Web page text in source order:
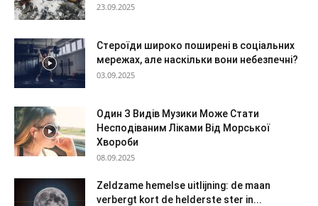
23.09.2025
Стероїди широко поширені в соціальних
мережах, але наскільки вони небезпечні?
03.09.2025
Один З Видів Музики Може Стати
Несподіваним Ліками Від Морської
Хвороби
08.09.2025
Zeldzame hemelse uitlijning: de maan
verbergt kort de helderste ster in...